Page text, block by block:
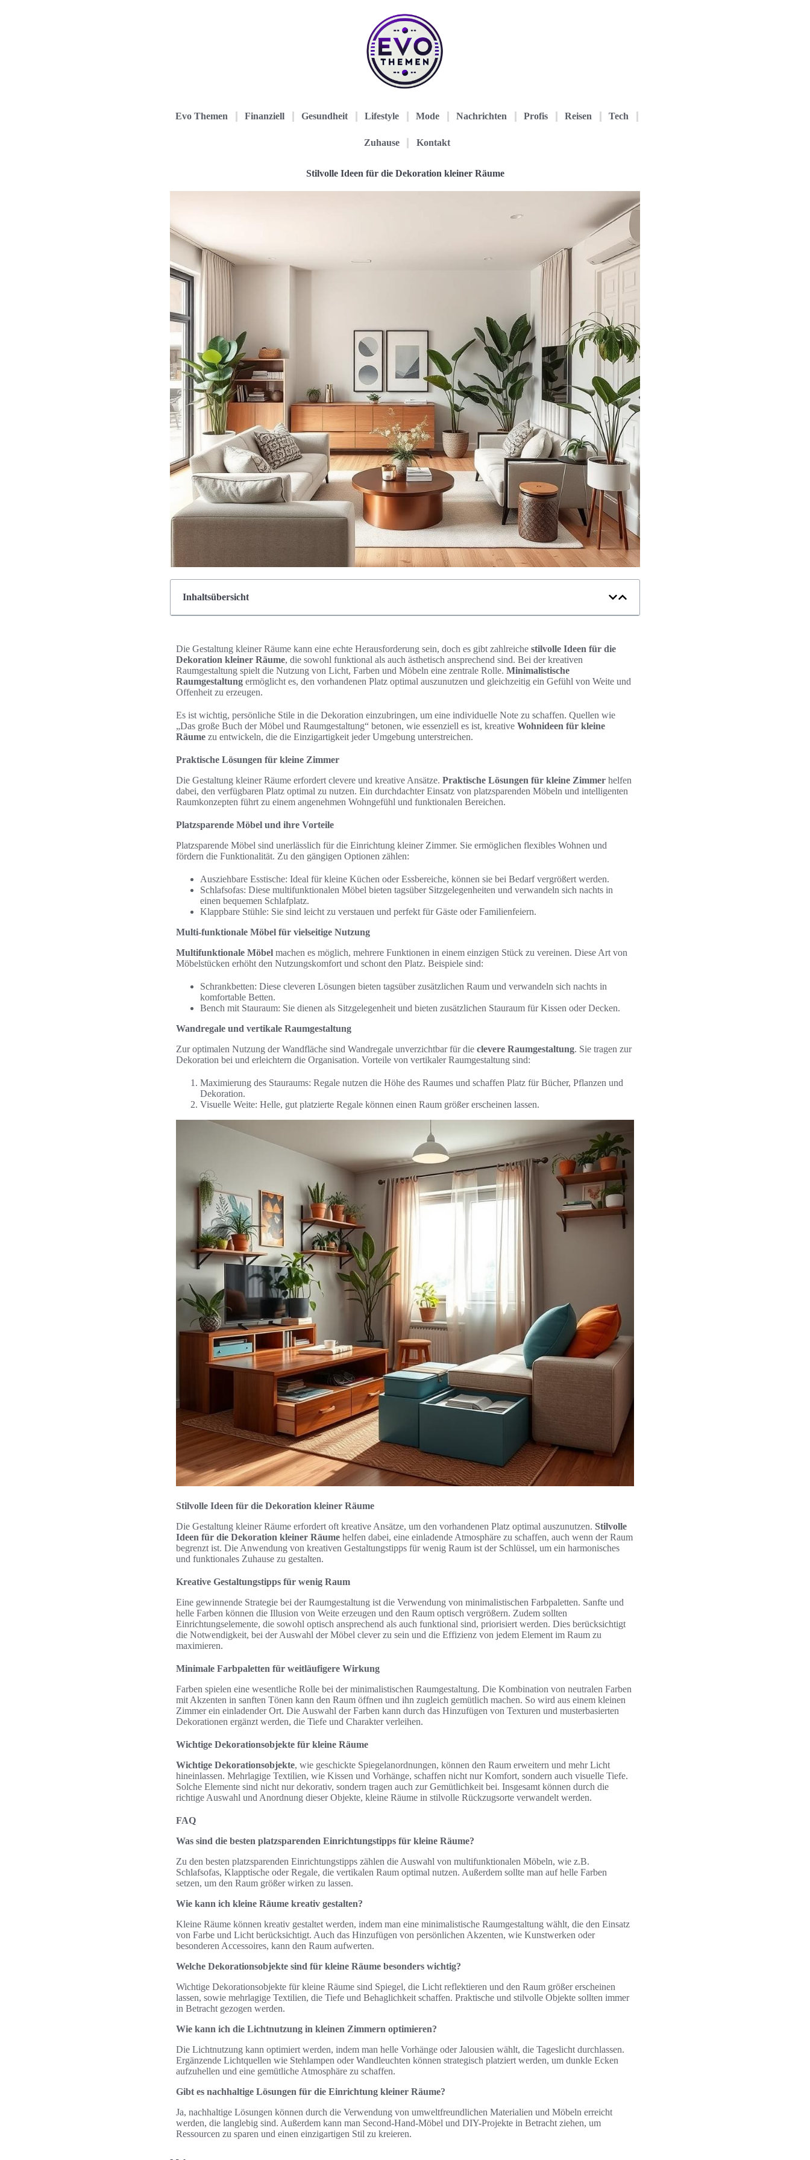
Evo Themen Finanziell Gesundheit Lifestyle Mode Nachrichten Profis Reisen Tech
Zuhause Kontakt
Stilvolle Ideen für die Dekoration kleiner Räume
Inhaltsübersicht
Die Gestaltung kleiner Räume kann eine echte Herausforderung sein, doch es gibt zahlreiche stilvolle Ideen für die
Dekoration kleiner Räume, die sowohl funktional als auch ästhetisch ansprechend sind. Bei der kreativen
Raumgestaltung spielt die Nutzung von Licht, Farben und Möbeln eine zentrale Rolle. Minimalistische
Raumgestaltung ermöglicht es, den vorhandenen Platz optimal auszunutzen und gleichzeitig ein Gefühl von Weite und
Offenheit zu erzeugen.
Es ist wichtig, persönliche Stile in die Dekoration einzubringen, um eine individuelle Note zu schaffen. Quellen wie
„Das große Buch der Möbel und Raumgestaltung“ betonen, wie essenziell es ist, kreative Wohnideen für kleine
Räume zu entwickeln, die die Einzigartigkeit jeder Umgebung unterstreichen.
Praktische Lösungen für kleine Zimmer
Die Gestaltung kleiner Räume erfordert clevere und kreative Ansätze. Praktische Lösungen für kleine Zimmer helfen
dabei, den verfügbaren Platz optimal zu nutzen. Ein durchdachter Einsatz von platzsparenden Möbeln und intelligenten
Raumkonzepten führt zu einem angenehmen Wohngefühl und funktionalen Bereichen.
Platzsparende Möbel und ihre Vorteile
Platzsparende Möbel sind unerlässlich für die Einrichtung kleiner Zimmer. Sie ermöglichen flexibles Wohnen und
fördern die Funktionalität. Zu den gängigen Optionen zählen:
Ausziehbare Esstische: Ideal für kleine Küchen oder Essbereiche, können sie bei Bedarf vergrößert werden.
Schlafsofas: Diese multifunktionalen Möbel bieten tagsüber Sitzgelegenheiten und verwandeln sich nachts in
einen bequemen Schlafplatz.
Klappbare Stühle: Sie sind leicht zu verstauen und perfekt für Gäste oder Familienfeiern.
Multi-funktionale Möbel für vielseitige Nutzung
Multifunktionale Möbel machen es möglich, mehrere Funktionen in einem einzigen Stück zu vereinen. Diese Art von
Möbelstücken erhöht den Nutzungskomfort und schont den Platz. Beispiele sind:
Schrankbetten: Diese cleveren Lösungen bieten tagsüber zusätzlichen Raum und verwandeln sich nachts in
komfortable Betten.
Bench mit Stauraum: Sie dienen als Sitzgelegenheit und bieten zusätzlichen Stauraum für Kissen oder Decken.
Wandregale und vertikale Raumgestaltung
Zur optimalen Nutzung der Wandfläche sind Wandregale unverzichtbar für die clevere Raumgestaltung. Sie tragen zur
Dekoration bei und erleichtern die Organisation. Vorteile von vertikaler Raumgestaltung sind:
Maximierung des Stauraums: Regale nutzen die Höhe des Raumes und schaffen Platz für Bücher, Pflanzen und
Dekoration.
Visuelle Weite: Helle, gut platzierte Regale können einen Raum größer erscheinen lassen.
Stilvolle Ideen für die Dekoration kleiner Räume
Die Gestaltung kleiner Räume erfordert oft kreative Ansätze, um den vorhandenen Platz optimal auszunutzen. Stilvolle
Ideen für die Dekoration kleiner Räume helfen dabei, eine einladende Atmosphäre zu schaffen, auch wenn der Raum
begrenzt ist. Die Anwendung von kreativen Gestaltungstipps für wenig Raum ist der Schlüssel, um ein harmonisches
und funktionales Zuhause zu gestalten.
Kreative Gestaltungstipps für wenig Raum
Eine gewinnende Strategie bei der Raumgestaltung ist die Verwendung von minimalistischen Farbpaletten. Sanfte und
helle Farben können die Illusion von Weite erzeugen und den Raum optisch vergrößern. Zudem sollten
Einrichtungselemente, die sowohl optisch ansprechend als auch funktional sind, priorisiert werden. Dies berücksichtigt
die Notwendigkeit, bei der Auswahl der Möbel clever zu sein und die Effizienz von jedem Element im Raum zu
maximieren.
Minimale Farbpaletten für weitläufigere Wirkung
Farben spielen eine wesentliche Rolle bei der minimalistischen Raumgestaltung. Die Kombination von neutralen Farben
mit Akzenten in sanften Tönen kann den Raum öffnen und ihn zugleich gemütlich machen. So wird aus einem kleinen
Zimmer ein einladender Ort. Die Auswahl der Farben kann durch das Hinzufügen von Texturen und musterbasierten
Dekorationen ergänzt werden, die Tiefe und Charakter verleihen.
Wichtige Dekorationsobjekte für kleine Räume
Wichtige Dekorationsobjekte, wie geschickte Spiegelanordnungen, können den Raum erweitern und mehr Licht
hineinlassen. Mehrlagige Textilien, wie Kissen und Vorhänge, schaffen nicht nur Komfort, sondern auch visuelle Tiefe.
Solche Elemente sind nicht nur dekorativ, sondern tragen auch zur Gemütlichkeit bei. Insgesamt können durch die
richtige Auswahl und Anordnung dieser Objekte, kleine Räume in stilvolle Rückzugsorte verwandelt werden.
FAQ
Was sind die besten platzsparenden Einrichtungstipps für kleine Räume?
Zu den besten platzsparenden Einrichtungstipps zählen die Auswahl von multifunktionalen Möbeln, wie z.B.
Schlafsofas, Klapptische oder Regale, die vertikalen Raum optimal nutzen. Außerdem sollte man auf helle Farben
setzen, um den Raum größer wirken zu lassen.
Wie kann ich kleine Räume kreativ gestalten?
Kleine Räume können kreativ gestaltet werden, indem man eine minimalistische Raumgestaltung wählt, die den Einsatz
von Farbe und Licht berücksichtigt. Auch das Hinzufügen von persönlichen Akzenten, wie Kunstwerken oder
besonderen Accessoires, kann den Raum aufwerten.
Welche Dekorationsobjekte sind für kleine Räume besonders wichtig?
Wichtige Dekorationsobjekte für kleine Räume sind Spiegel, die Licht reflektieren und den Raum größer erscheinen
lassen, sowie mehrlagige Textilien, die Tiefe und Behaglichkeit schaffen. Praktische und stilvolle Objekte sollten immer
in Betracht gezogen werden.
Wie kann ich die Lichtnutzung in kleinen Zimmern optimieren?
Die Lichtnutzung kann optimiert werden, indem man helle Vorhänge oder Jalousien wählt, die Tageslicht durchlassen.
Ergänzende Lichtquellen wie Stehlampen oder Wandleuchten können strategisch platziert werden, um dunkle Ecken
aufzuhellen und eine gemütliche Atmosphäre zu schaffen.
Gibt es nachhaltige Lösungen für die Einrichtung kleiner Räume?
Ja, nachhaltige Lösungen können durch die Verwendung von umweltfreundlichen Materialien und Möbeln erreicht
werden, die langlebig sind. Außerdem kann man Second-Hand-Möbel und DIY-Projekte in Betracht ziehen, um
Ressourcen zu sparen und einen einzigartigen Stil zu kreieren.